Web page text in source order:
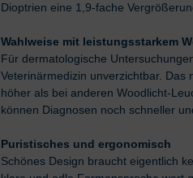
Dioptrien eine 1,9-fache
Wahlweise mit leistungsstarkem
Für dermatologische
Veterinärmedizin unverzichtbar. Das
höher als bei anderen Woodlicht-
können Diagnosen noch schneller
Puristisches und ergonomisch
Schönes Design braucht eigentlich